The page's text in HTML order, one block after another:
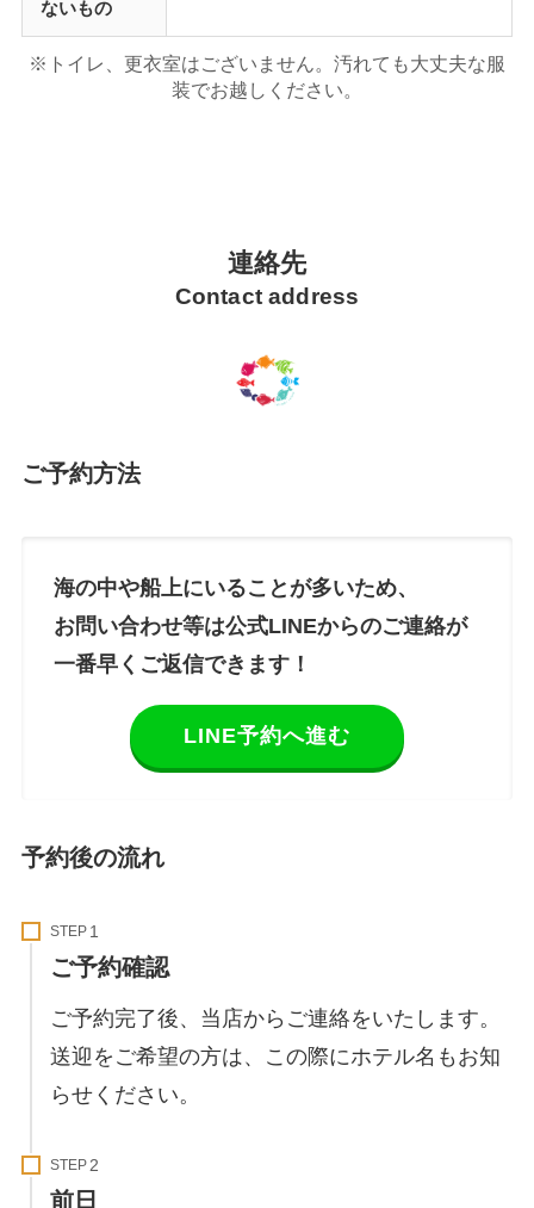
ないもの
※トイレ、更衣室はございません。汚れても大丈夫な服
装でお越しください。
連絡先
Contact address
ご予約方法
海の中や船上にいることが多いため、
お問い合わせ等は公式LINEからのご連絡が
一番早くご返信できます！
LINE予約へ進む
予約後の流れ
STEP
ご予約確認
ご予約完了後、当店からご連絡をいたします。
送迎をご希望の方は、この際にホテル名もお知
らせください。
STEP
前日